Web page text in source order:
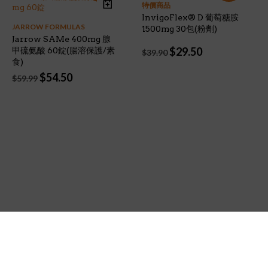
JARROW FORMULAS
Jarrow SAMe 400mg 腺
甲硫氨酸 60錠(腸溶保護/素
食)
$59.99 Original
$54.50Current
特價商品
InvigoFlex® D 葡萄糖胺
1500mg 30包(粉劑)
$39.90 Original
$29.50Current